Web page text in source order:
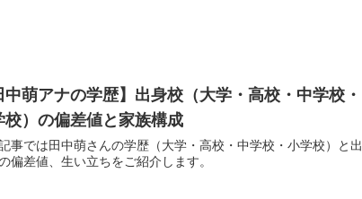
中萌アナの学歴】出身校（大学・高校・中学校・
校）の偏差値と家族構成
事では田中萌さんの学歴（大学・高校・中学校・小学校）と出
偏差値、生い立ちをご紹介します。